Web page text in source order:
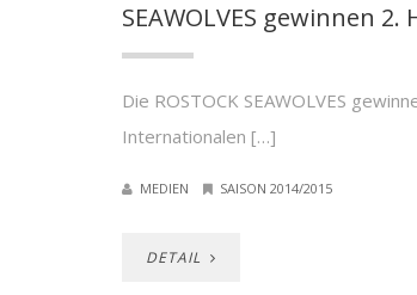
SEAWOLVES gewinnen 2.
Die ROSTOCK SEAWOLVES
Internationalen […]
MEDIEN SAISON 2014/2015
DETAIL